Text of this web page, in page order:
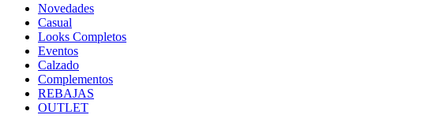
Novedades
Casual
Looks Completos
Eventos
Calzado
Complementos
REBAJAS
OUTLET